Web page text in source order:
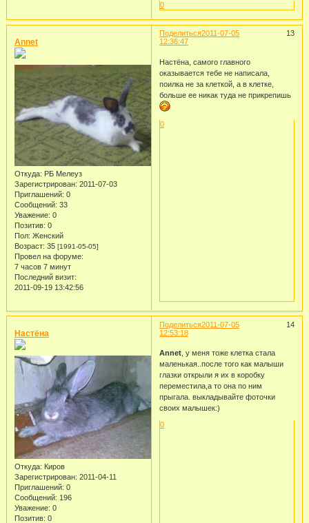
0
Поделиться 13
2011-07-05
12:36:47
Annet
Откуда: РБ Мелеуз
Зарегистрирован: 2011-07-03
Приглашений: 0
Сообщений: 33
Уважение: 0
Позитив: 0
Пол: Женский
Возраст: 35 [1991-05-05]
Провел на форуме:
7 часов 7 минут
Последний визит:
2011-09-19 13:42:56
Настёна, самого главного
оказывается тебе не написала,
поилка не за клеткой, а в клетке,
больше ее никак туда не прикрепишь
0
Поделиться 14
2011-07-05
12:53:18
Настёна
Откуда: Киров
Зарегистрирован: 2011-04-11
Приглашений: 0
Сообщений: 196
Уважение: 0
Позитив: 0
Annet, у меня тоже клетка стала
маленькая..после того как малыши
глазки открыли я их в коробку
переместила,а то она по ним
прыгала. выкладывайте фоточки
своих малышек:)
0